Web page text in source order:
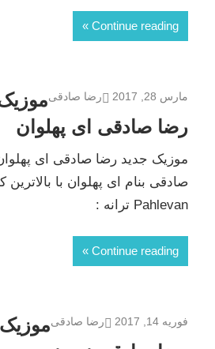
Continue reading
مارس 28, 2017 رضا صادقی
رضا صادقی ای پهلوان
موزیک جدید رضا صادقی ای
Pahlevan ترانه :
Continue reading
فوریه 14, 2017 رضا صادقی